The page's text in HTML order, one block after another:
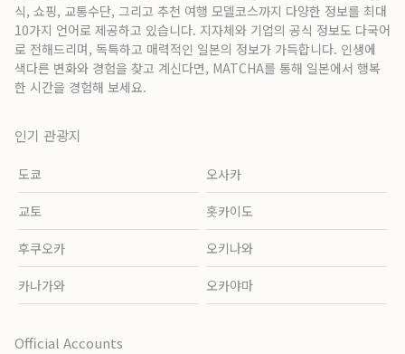
식, 쇼핑, 교통수단, 그리고 추천 여행 모델코스까지 다양한 정보를 최대
10가지 언어로 제공하고 있습니다. 지자체와 기업의 공식 정보도 다국어
로 전해드리며, 독특하고 매력적인 일본의 정보가 가득합니다. 인생에
색다른 변화와 경험을 찾고 계신다면, MATCHA를 통해 일본에서 행복
한 시간을 경험해 보세요.
인기 관광지
도쿄 오사카
교토 홋카이도
후쿠오카 오키나와
카나가와 오카야마
Official Accounts